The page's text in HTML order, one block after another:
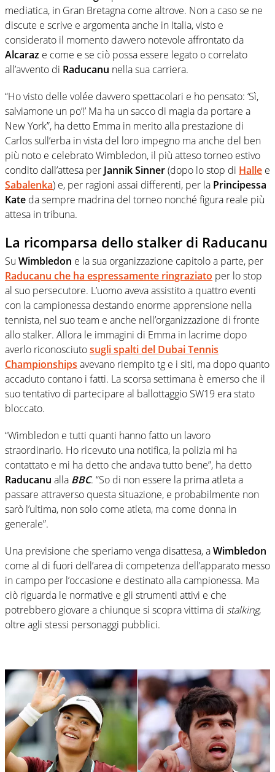
mediatica, in Gran Bretagna come altrove. Non a caso se ne
discute e scrive e argomenta anche in Italia, visto e
considerato il momento davvero notevole affrontato da
Alcaraz e come e se ciò possa essere legato o correlato
all’avvento di Raducanu nella sua carriera.
“Ho visto delle volée davvero spettacolari e ho pensato: ‘Sì,
salviamone un po’!’ Ma ha un sacco di magia da portare a
New York”, ha detto Emma in merito alla prestazione di
Carlos sull’erba in vista del loro impegno ma anche del ben
più noto e celebrato Wimbledon, il più atteso torneo estivo
condito dall’attesa per Jannik Sinner(dopo lo stop di Halle e
Sabalenka) e, per ragioni assai differenti, per la Principessa
Kate da sempre madrina del torneo nonché figura reale più
attesa in tribuna.
La ricomparsa dello stalker di Raducanu
Su Wimbledon e la sua organizzazione capitolo a parte, per
Raducanu che ha espressamente ringraziato per lo stop
al suo persecutore. L’uomo aveva assistito a quattro eventi
con la campionessa destando enorme apprensione nella
tennista, nel suo team e anche nell’organizzazione di fronte
allo stalker. Allora le immagini di Emma in lacrime dopo
averlo riconosciutosugli spalti del Dubai Tennis
Championships avevano riempito tg e i siti, ma dopo quanto
accaduto contano i fatti. La scorsa settimana è emerso che il
suo tentativo di partecipare al ballottaggio SW19 era stato
bloccato.
“Wimbledon e tutti quanti hanno fatto un lavoro
straordinario. Ho ricevuto una notifica, la polizia mi ha
contattato e mi ha detto che andava tutto bene”, ha detto
Raducanu alla BBC. “So di non essere la prima atleta a
passare attraverso questa situazione, e probabilmente non
sarò l’ultima, non solo come atleta, ma come donna in
generale”.
Una previsione che speriamo venga disattesa, aWimbledon
come al di fuori dell’area di competenza dell’apparato messo
in campo per l’occasione e destinato alla campionessa. Ma
ciò riguarda le normative e gli strumenti attivi e che
potrebbero giovare a chiunque si scopra vittima di stalking,
oltre agli stessi personaggi pubblici.